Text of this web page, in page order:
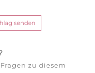
zu diesem